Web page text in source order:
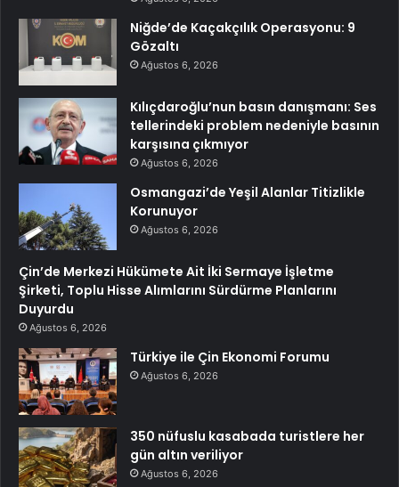
Niğde’de Kaçakçılık Operasyonu: 9
Gözaltı
Ağustos 6, 2026
Kılıçdaroğlu’nun basın danışmanı: Ses
tellerindeki problem nedeniyle basının
karşısına çıkmıyor
Ağustos 6, 2026
Osmangazi’de Yeşil Alanlar Titizlikle
Korunuyor
Ağustos 6, 2026
Çin’de Merkezi Hükümete Ait İki Sermaye İşletme
Şirketi, Toplu Hisse Alımlarını Sürdürme Planlarını
Duyurdu
Ağustos 6, 2026
Türkiye ile Çin Ekonomi Forumu
Ağustos 6, 2026
350 nüfuslu kasabada turistlere her
gün altın veriliyor
Ağustos 6, 2026